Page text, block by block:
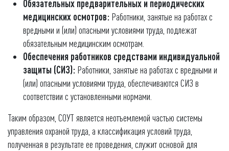
Обязательных предварительных и периодических
медицинских осмотров: Работники, занятые на работах с
вредными и (или) опасными условиями труда, подлежат
обязательным медицинским осмотрам.
Обеспечения работников средствами индивидуальной
защиты (СИЗ): Работники, занятые на работах с вредными и
(или) опасными условиями труда, обеспечиваются СИЗ в
соответствии с установленными нормами.
Таким образом, СОУТ является неотъемлемой частью системы
управления охраной труда, а классификация условий труда,
полученная в результате ее проведения, служит основой для